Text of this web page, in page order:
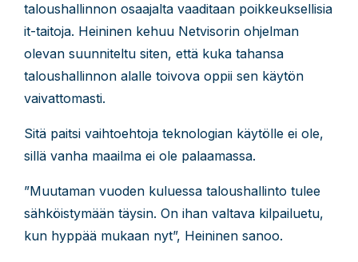
taloushallinnon osaajalta vaaditaan poikkeuksellisia
it-taitoja. Heininen kehuu Netvisorin ohjelman
olevan suunniteltu siten, että kuka tahansa
taloushallinnon alalle toivova oppii sen käytön
vaivattomasti.
Sitä paitsi vaihtoehtoja teknologian käytölle ei ole,
sillä vanha maailma ei ole palaamassa.
”Muutaman vuoden kuluessa taloushallinto tulee
sähköistymään täysin. On ihan valtava kilpailuetu,
kun hyppää mukaan nyt”, Heininen sanoo.